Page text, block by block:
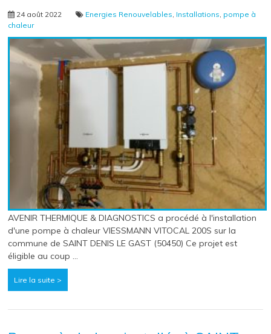
24 août 2022 Energies Renouvelables, Installations, pompe à
chaleur
AVENIR THERMIQUE & DIAGNOSTICS a procédé à l'installation
d'une pompe à chaleur VIESSMANN VITOCAL 200S sur la
commune de SAINT DENIS LE GAST (50450) Ce projet est
éligible au coup …
Lire la suite >